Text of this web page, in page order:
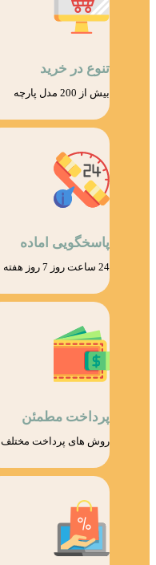
تنوع در خرید
بیش از 200 مدل پارچه
پاسخگویی اماده
24 ساعت روز 7 روز هفته
پرداخت مطمئن
روش های پرداخت مختلف